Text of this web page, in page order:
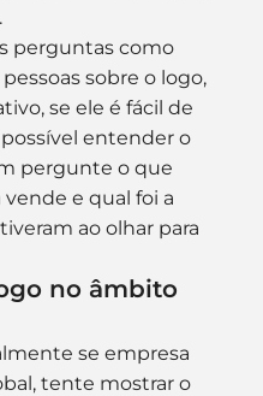
perguntas como
sobre o logo,
se ele é fácil de
entender o
pergunte o que
e qual foi a
ao olhar para
no âmbito
se empresa
tente mostrar o